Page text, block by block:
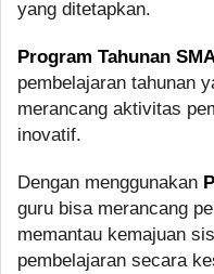
yang ditetapkan.
Program Tahunan
pembelajaran tahunan
merancang aktivitas
inovatif.
Dengan menggunakan
guru bisa merancang
memantau kemajuan
pembelajaran secara